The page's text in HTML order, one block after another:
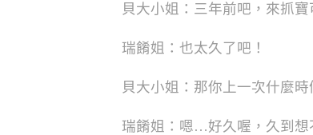
貝大小姐：三年前吧，來抓寶
瑞餚姐：也太久了吧！
貝大小姐：那你上一次什麼
瑞餚姐：嗯…好久喔，久到想